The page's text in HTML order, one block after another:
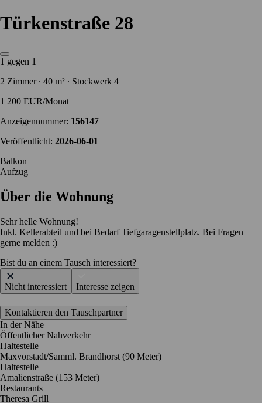
Türkenstraße 28
1 gegen 1
2 Zimmer ∙ 40 m² ∙ Stockwerk 4
1 200 EUR/Monat
Anzeigennummer: 156147
Veröffentlicht: 2026-06-01
Balkon
Aufzug
Über die Wohnung
Sehr helle Wohnung!
Inkl. Kellerabteil und bei Bedarf Tiefgaragenstellplatz. Bei Fragen
gerne melden :)
Bist du an einem Tausch interessiert?
Nicht interessiert Interesse zeigen
Kontaktieren den Tauschpartner
In der Nähe
Öffentlicher Nahverkehr
Haltestelle
Maxvorstadt/Samml. Brandhorst (90 Meter)
Haltestelle
Amalienstraße (153 Meter)
Restaurants
Theresa Grill